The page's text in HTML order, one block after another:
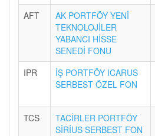
AFT
AK PORTFÖY YENİ
TEKNOLOJİLER
YABANCI HİSSE
SENEDİ FONU
IPR
İŞ PORTFÖY ICARUS
SERBEST ÖZEL FON
TCS
TACİRLER PORTFÖY
SİRİUS SERBEST FON